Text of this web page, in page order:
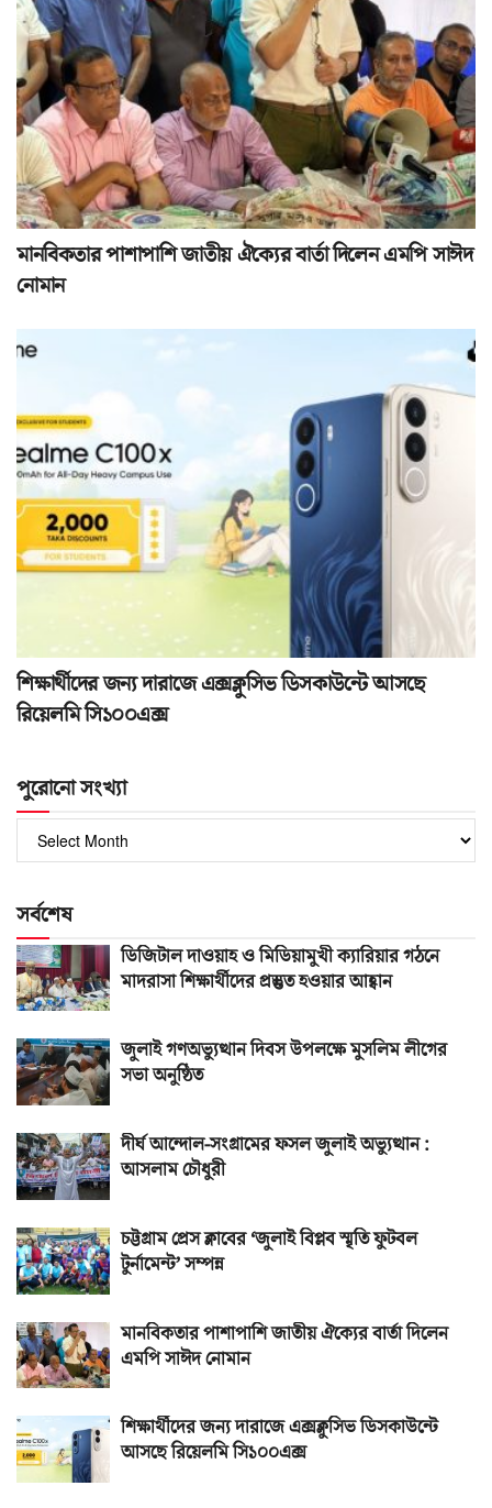
মানবিকতার পাশাপাশি জাতীয় ঐক্যের বার্তা দিলেন এমপি সাঈদ
নোমান
শিক্ষার্থীদের জন্য দারাজে এক্সক্লুসিভ ডিসকাউন্টে আসছে
রিয়েলমি সি১০০এক্স
পুরোনো সংখ্যা
সংখ্যা
সর্বশেষ
ডিজিটাল দাওয়াহ ও মিডিয়ামুখী ক্যারিয়ার গঠনে
মাদরাসা শিক্ষার্থীদের প্রস্তুত হওয়ার আহ্বান
জুলাই গণঅভ্যুত্থান দিবস উপলক্ষে মুসলিম লীগের
সভা অনুষ্ঠিত
দীর্ঘ আন্দোল-সংগ্রামের ফসল জুলাই অভ্যুত্থান :
আসলাম চৌধুরী
চট্টগ্রাম প্রেস ক্লাবের ‘জুলাই বিপ্লব স্মৃতি ফুটবল
টুর্নামেন্ট’ সম্পন্ন
মানবিকতার পাশাপাশি জাতীয় ঐক্যের বার্তা দিলেন
এমপি সাঈদ নোমান
শিক্ষার্থীদের জন্য দারাজে এক্সক্লুসিভ ডিসকাউন্টে
আসছে রিয়েলমি সি১০০এক্স